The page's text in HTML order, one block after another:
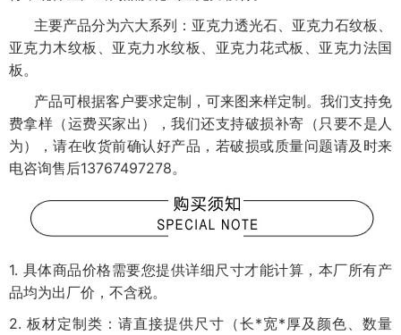
主要产品分为六大系列：亚克力透光石、亚克力石纹板、
亚克力木纹板、亚克力水纹板、亚克力花式板、亚克力法国
板。
产品可根据客户要求定制，可来图来样定制。我们支持免
费拿样（运费买家出），我们还支持破损补寄（只要不是人
为），请在收货前确认好产品，若破损或质量问题请及时来
电咨询售后13767497278。
1. 具体商品价格需要您提供详细尺寸才能计算，本厂所有产
品均为出厂价，不含税。
2. 板材定制类：请直接提供尺寸（长*宽*厚及颜色、数量